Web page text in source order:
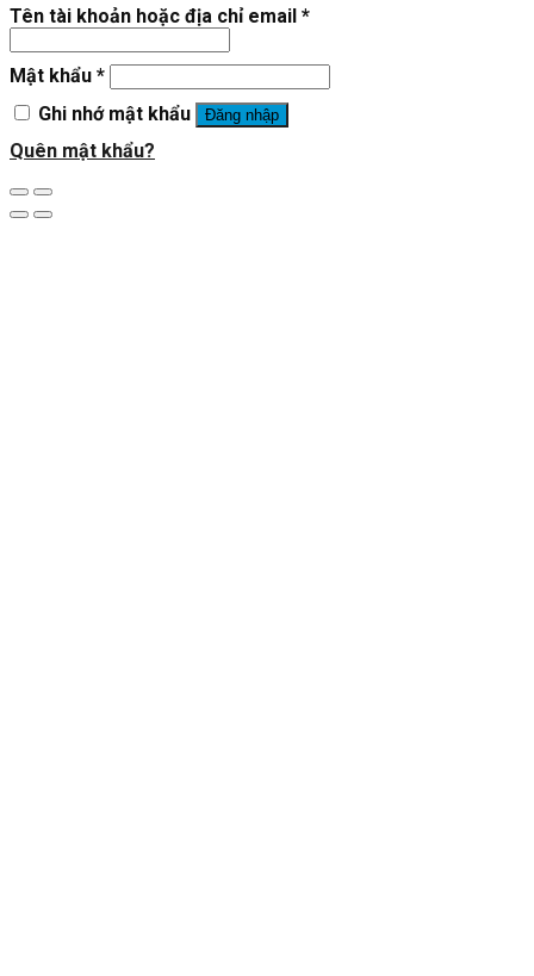
Tên tài khoản hoặc địa chỉ email *
Mật khẩu *
Ghi nhớ mật khẩu
Đăng nhập
Quên mật khẩu?